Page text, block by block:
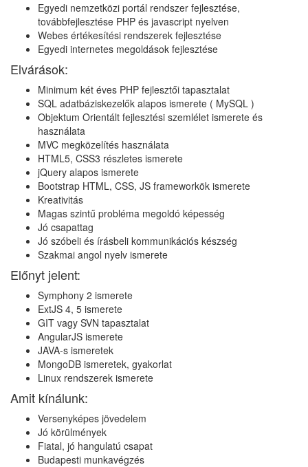
Egyedi nemzetközi portál rendszer fejlesztése,
továbbfejlesztése PHP és javascript nyelven
Webes értékesítési rendszerek fejlesztése
Egyedi internetes megoldások fejlesztése
Elvárások:
Minimum két éves PHP fejlesztői tapasztalat
SQL adatbáziskezelők alapos ismerete ( MySQL )
Objektum Orientált fejlesztési szemlélet ismerete és
használata
MVC megközelítés használata
HTML5, CSS3 részletes ismerete
jQuery alapos ismerete
Bootstrap HTML, CSS, JS frameworkök ismerete
Kreativitás
Magas szintű probléma megoldó képesség
Jó csapattag
Jó szóbeli és írásbeli kommunikációs készség
Szakmai angol nyelv ismerete
Előnyt jelent:
Symphony 2 ismerete
ExtJS 4, 5 ismerete
GIT vagy SVN tapasztalat
AngularJS ismerete
JAVA-s ismeretek
MongoDB ismeretek, gyakorlat
Linux rendszerek ismerete
Amit kínálunk:
Versenyképes jövedelem
Jó körülmények
Fiatal, jó hangulatú csapat
Budapesti munkavégzés